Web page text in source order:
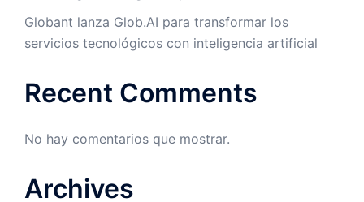
Globant lanza Glob.AI para transformar los
servicios tecnológicos con inteligencia artificial
Recent Comments
No hay comentarios que mostrar.
Archives